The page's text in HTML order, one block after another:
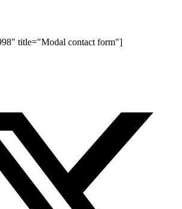
title="Modal contact form"]